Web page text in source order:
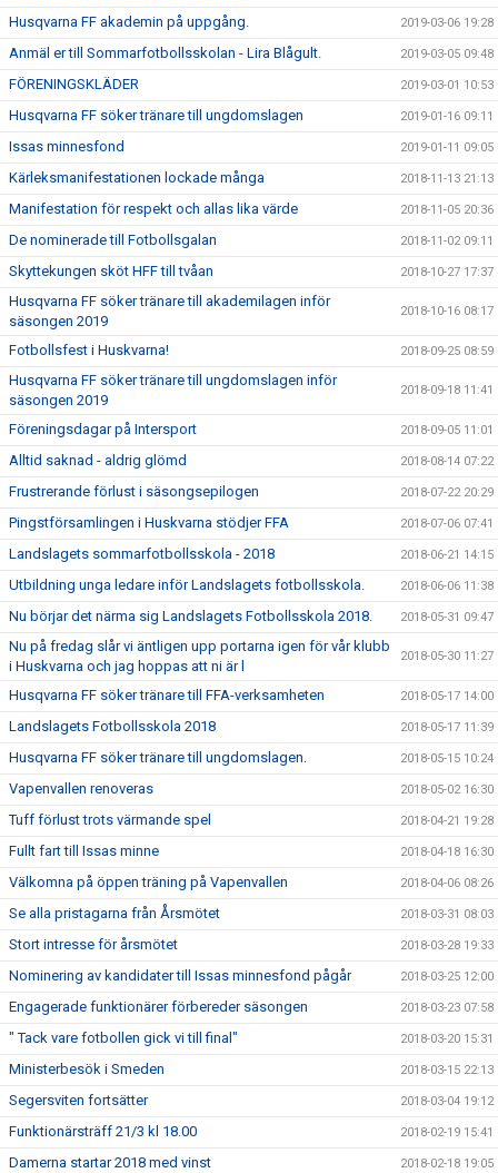
Husqvarna FF akademin på uppgång. 2019-03-06 19:28
Anmäl er till Sommarfotbollsskolan - Lira Blågult. 2019-03-05 09:48
FÖRENINGSKLÄDER 2019-03-01 10:53
Husqvarna FF söker tränare till ungdomslagen 2019-01-16 09:11
Issas minnesfond 2019-01-11 09:05
Kärleksmanifestationen lockade många 2018-11-13 21:13
Manifestation för respekt och allas lika värde 2018-11-05 20:36
De nominerade till Fotbollsgalan 2018-11-02 09:11
Skyttekungen sköt HFF till tvåan 2018-10-27 17:37
Husqvarna FF söker tränare till akademilagen inför
säsongen 2019
2018-10-16 08:17
Fotbollsfest i Huskvarna! 2018-09-25 08:59
Husqvarna FF söker tränare till ungdomslagen inför
säsongen 2019
2018-09-18 11:41
Föreningsdagar på Intersport 2018-09-05 11:01
Alltid saknad - aldrig glömd 2018-08-14 07:22
Frustrerande förlust i säsongsepilogen 2018-07-22 20:29
Pingstförsamlingen i Huskvarna stödjer FFA 2018-07-06 07:41
Landslagets sommarfotbollsskola - 2018 2018-06-21 14:15
Utbildning unga ledare inför Landslagets fotbollsskola. 2018-06-06 11:38
Nu börjar det närma sig Landslagets Fotbollsskola 2018. 2018-05-31 09:47
Nu på fredag slår vi äntligen upp portarna igen för vår klubb
i Huskvarna och jag hoppas att ni är l
2018-05-30 11:27
Husqvarna FF söker tränare till FFA-verksamheten 2018-05-17 14:00
Landslagets Fotbollsskola 2018 2018-05-17 11:39
Husqvarna FF söker tränare till ungdomslagen. 2018-05-15 10:24
Vapenvallen renoveras 2018-05-02 16:30
Tuff förlust trots värmande spel 2018-04-21 19:28
Fullt fart till Issas minne 2018-04-18 16:30
Välkomna på öppen träning på Vapenvallen 2018-04-06 08:26
Se alla pristagarna från Årsmötet 2018-03-31 08:03
Stort intresse för årsmötet 2018-03-28 19:33
Nominering av kandidater till Issas minnesfond pågår 2018-03-25 12:00
Engagerade funktionärer förbereder säsongen 2018-03-23 07:58
" Tack vare fotbollen gick vi till final" 2018-03-20 15:31
Ministerbesök i Smeden 2018-03-15 22:13
Segersviten fortsätter 2018-03-04 19:12
Funktionärsträff 21/3 kl 18.00 2018-02-19 15:41
Damerna startar 2018 med vinst 2018-02-18 19:05